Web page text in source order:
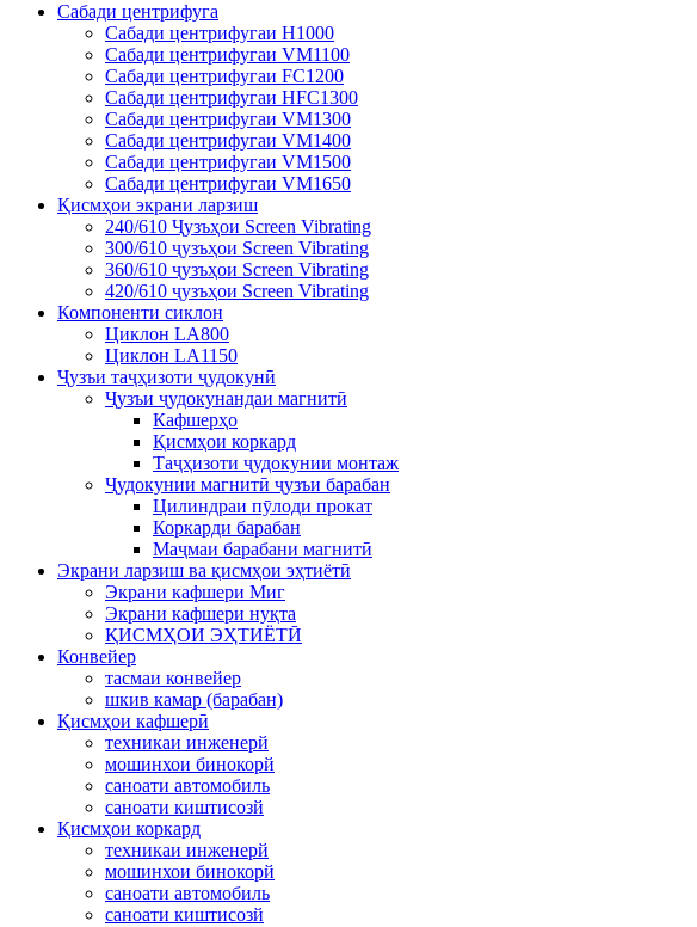
Сабади центрифуга
Сабади центрифугаи H1000
Сабади центрифугаи VM1100
Сабади центрифугаи FC1200
Сабади центрифугаи HFC1300
Сабади центрифугаи VM1300
Сабади центрифугаи VM1400
Сабади центрифугаи VM1500
Сабади центрифугаи VM1650
Қисмҳои экрани ларзиш
240/610 Ҷузъҳои Screen Vibrating
300/610 ҷузъҳои Screen Vibrating
360/610 ҷузъҳои Screen Vibrating
420/610 ҷузъҳои Screen Vibrating
Компоненти сиклон
Циклон LA800
Циклон LA1150
Ҷузъи таҷҳизоти ҷудокунӣ
Ҷузъи ҷудокунандаи магнитӣ
Кафшерҳо
Қисмҳои коркард
Таҷҳизоти ҷудокунии монтаж
Ҷудокунии магнитӣ ҷузъи барабан
Цилиндраи пӯлоди прокат
Коркарди барабан
Маҷмаи барабани магнитӣ
Экрани ларзиш ва қисмҳои эҳтиётӣ
Экрани кафшери Миг
Экрани кафшери нуқта
ҚИСМҲОИ ЭҲТИЁТӢ
Конвейер
тасмаи конвейер
шкив камар (барабан)
Қисмҳои кафшерӣ
техникаи инженерй
мошинхои бинокорй
саноати автомобиль
саноати киштисозй
Қисмҳои коркард
техникаи инженерй
мошинхои бинокорй
саноати автомобиль
саноати киштисозй